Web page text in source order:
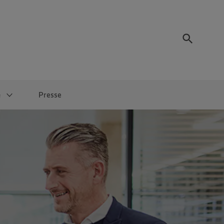
Presse
Termine